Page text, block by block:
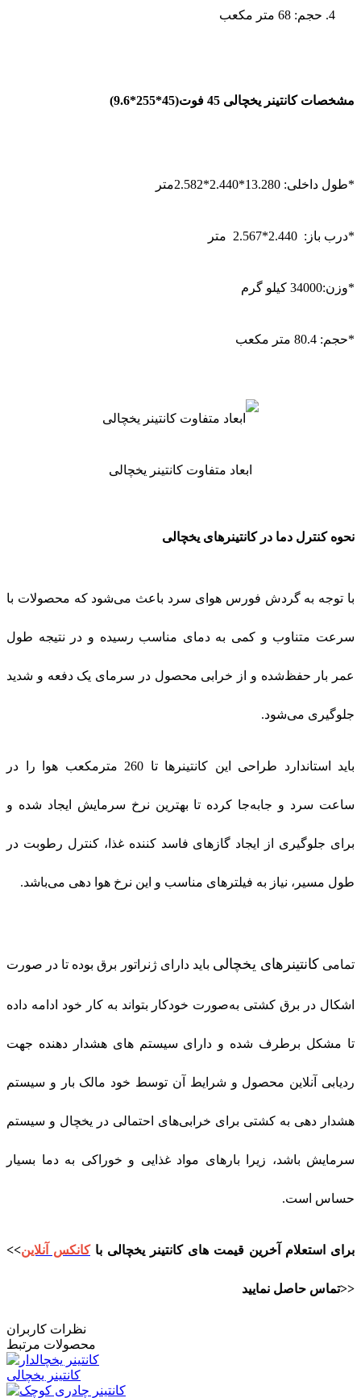
حجم: 68 متر مکعب
مشخصات کانتینر یخچالی 45 فوت(45*255*9.6)
*طول داخلی: 13.280*2.440*2.582متر
*درب باز: 2.440*2.567 متر
*وزن:34000 کیلو گرم
*حجم: 80.4 متر مکعب
ابعاد متفاوت کانتینر یخچالی
نحوه کنترل دما در کانتینرهای یخچالی
با توجه به گردش فورس هوای سرد باعث می‌شود که محصولات با
سرعت متناوب و کمی به دمای مناسب رسیده و در نتیجه طول
عمر بار حفظ‌شده و از خرابی محصول در سرمای یک‌ دفعه و شدید
جلوگیری می‌شود.
باید استاندارد طراحی این کانتینرها تا 260 مترمکعب هوا را در
ساعت سرد و جابه‌جا کرده تا بهترین نرخ سرمایش ایجاد شده و
برای جلوگیری از ایجاد گازهای فاسد کننده غذا، کنترل رطوبت در
طول مسیر، نیاز به فیلترهای مناسب و این نرخ هوا دهی می‌باشد.
تمامی کانتینرهای یخچالی باید دارای ژنراتور برق بوده تا در صورت
اشکال در برق کشتی به‌صورت خودکار بتواند به کار خود ادامه داده
تا مشکل برطرف شده و دارای سیستم‌ های هشدار دهنده جهت
ردیابی آنلاین محصول و شرایط آن توسط خود مالک بار و سیستم
هشدار دهی به کشتی برای خرابی‌های احتمالی در یخچال و سیستم
سرمایش باشد، زیرا بارهای مواد غذایی و خوراکی به دما بسیار
حساس است.
<<برای استعلام آخرین قیمت های کانتینر یخچالی با کانکس آنلاین
تماس حاصل نمایید>>
نظرات کاربران
محصولات مرتبط
کانتینر یخچالی